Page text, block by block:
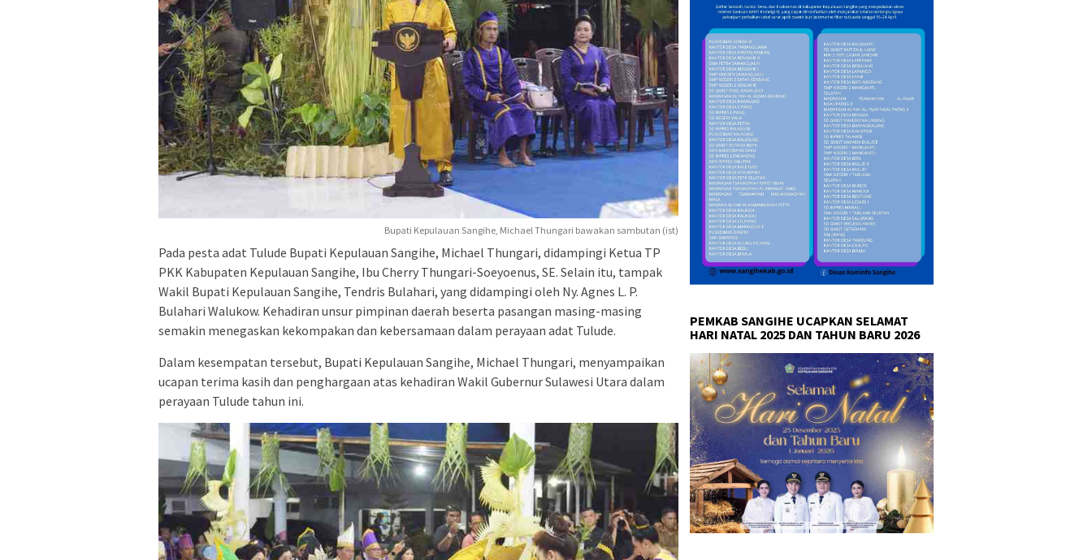
Bupati Kepulauan Sangihe, Michael Thungari bawakan sambutan (ist)
Pada pesta adat Tulude Bupati Kepulauan Sangihe, Michael Thungari, didampingi Ketua TP
PKK Kabupaten Kepulauan Sangihe, Ibu Cherry Thungari-Soeyoenus, SE. Selain itu, tampak
Wakil Bupati Kepulauan Sangihe, Tendris Bulahari, yang didampingi oleh Ny. Agnes L. P.
Bulahari Walukow. Kehadiran unsur pimpinan daerah beserta pasangan masing-masing
semakin menegaskan kekompakan dan kebersamaan dalam perayaan adat Tulude.
Dalam kesempatan tersebut, Bupati Kepulauan Sangihe, Michael Thungari, menyampaikan
ucapan terima kasih dan penghargaan atas kehadiran Wakil Gubernur Sulawesi Utara dalam
perayaan Tulude tahun ini.
PEMKAB SANGIHE UCAPKAN SELAMAT
HARI NATAL 2025 DAN TAHUN BARU 2026